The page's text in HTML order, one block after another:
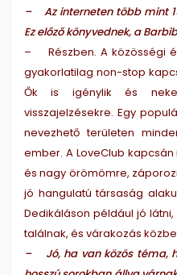
– Az interneten több mint
Ez előző könyvednek, a
– Részben. A közösségi
gyakorlatilag non-stop
Ők is igénylik és
visszajelzésekre. Egy
nevezhető területen
ember. A LoveClub
és nagy örömömre,
jó hangulatú társaság
Dedikáláson például jó
találnak, és várakozás
– Jó, ha van közös téma,